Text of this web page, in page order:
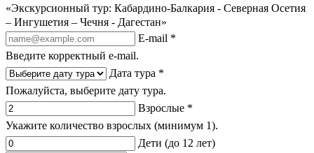
«Экскурсионный тур: Кабардино-Балкария - Северная Осетия
– Ингушетия – Чечня - Дагестан»
E-mail *
Введите корректный e-mail.
Дата тура *
Пожалуйста, выберите дату тура.
Взрослые *
Укажите количество взрослых (минимум 1).
Дети (до 12 лет)